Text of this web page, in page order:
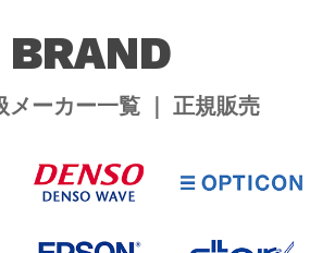
BRAND
メーカー一覧 ｜ 正規販売